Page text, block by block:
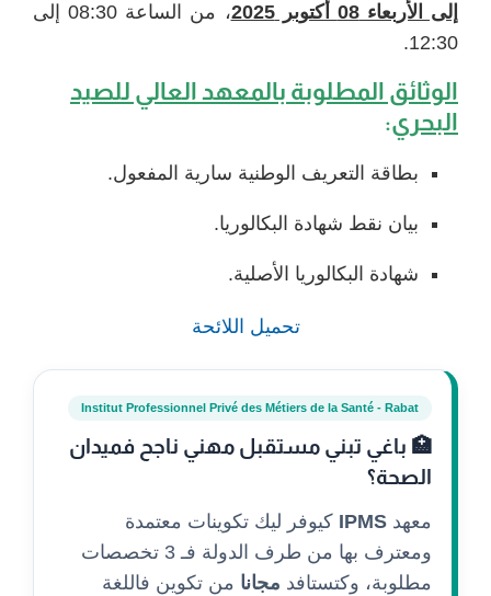
إلى الأربعاء 08 أكتوبر 2025
، من الساعة 08:30 إلى
12:30.
الوثائق المطلوبة بالمعهد العالي للصيد
البحري:
بطاقة التعريف الوطنية سارية المفعول.
بيان نقط شهادة البكالوريا.
شهادة البكالوريا الأصلية.
تحميل اللائحة
Institut Professionnel Privé des Métiers de la Santé - Rabat
🏥 باغي تبني مستقبل مهني ناجح فميدان
الصحة؟
معهد IPMS كيوفر ليك تكوينات معتمدة
ومعترف بها من طرف الدولة فـ 3 تخصصات
مطلوبة، وكتستافد مجانا من تكوين فاللغة